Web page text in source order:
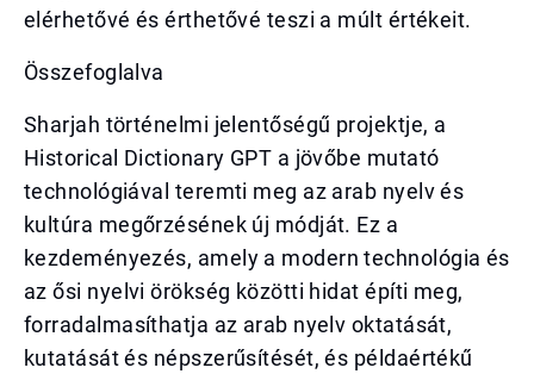
elérhetővé és érthetővé teszi a múlt értékeit.
Összefoglalva
Sharjah történelmi jelentőségű projektje, a
Historical Dictionary GPT a jövőbe mutató
technológiával teremti meg az arab nyelv és
kultúra megőrzésének új módját. Ez a
kezdeményezés, amely a modern technológia és
az ősi nyelvi örökség közötti hidat építi meg,
forradalmasíthatja az arab nyelv oktatását,
kutatását és népszerűsítését, és példaértékű